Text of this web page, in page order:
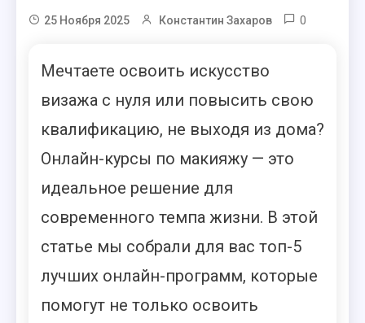
25 Ноября 2025 Константин Захаров 0
Мечтаете освоить искусство
визажа с нуля или повысить свою
квалификацию, не выходя из дома?
Онлайн-курсы по макияжу — это
идеальное решение для
современного темпа жизни. В этой
статье мы собрали для вас топ-5
лучших онлайн-программ, которые
помогут не только освоить